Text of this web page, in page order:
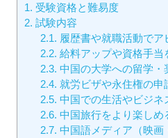
1. 受験資格と難易度
2. 試験内容
2.1. 履歴書や就職活動でア
2.2. 給料アップや資格手当
2.3. 中国の大学への留学・
2.4. 就労ビザや永住権の申
2.5. 中国での生活やビジネ
2.6. 中国旅行をより楽しめ
2.7. 中国語メディア（映画